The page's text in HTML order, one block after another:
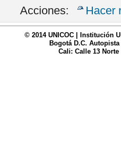
Acciones: Hacer
© 2014 UNICOC | Institución
Bogotá D.C. Autopista
Cali: Calle 13 Norte